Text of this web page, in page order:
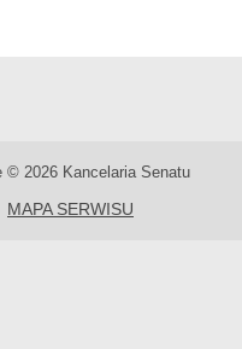
© 2026 Kancelaria Senatu
MAPA SERWISU